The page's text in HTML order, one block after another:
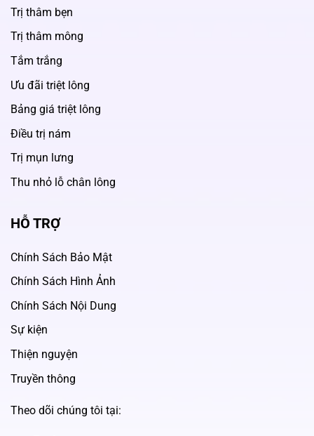
Trị thâm bẹn
Trị thâm mông
Tắm trắng
Ưu đãi triệt lông
Bảng giá triệt lông
Điều trị nám
Trị mụn lưng
Thu nhỏ lỗ chân lông
HỖ TRỢ
Chính Sách Bảo Mật
Chính Sách Hình Ảnh
Chính Sách Nội Dung
Sự kiện
Thiện nguyện
Truyền thông
Theo dõi chúng tôi tại: